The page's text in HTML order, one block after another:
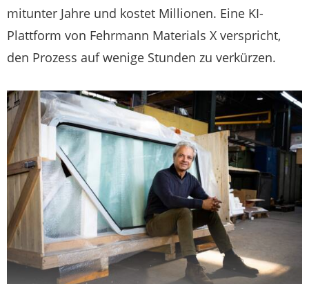
mitunter Jahre und kostet Millionen. Eine KI-
Plattform von Fehrmann Materials X verspricht,
den Prozess auf wenige Stunden zu verkürzen.